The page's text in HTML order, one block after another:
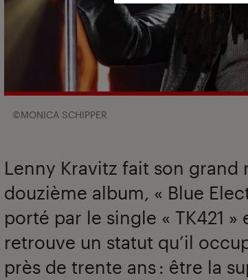
©MONICA SCHIPPER
Lenny Kravitz fait son grand
douzième album, « Blue
porté par le single « TK421
retrouve un statut qu’il
près de trente ans : être la